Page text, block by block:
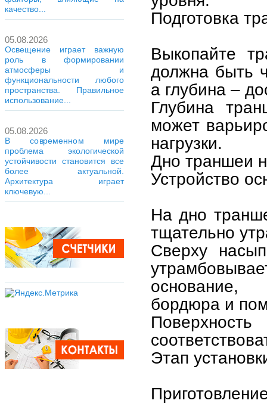
качество...
05.08.2026
Освещение играет важную
роль в формировании
атмосферы и
функциональности любого
пространства. Правильное
использование...
05.08.2026
В современном мире
проблема экологической
устойчивости становится все
более актуальной.
Архитектура играет
ключевую...
Подготовка
Выкопайте
должна быть
а глубина –
Глубина
может
нагрузки.
Дно траншеи
Устройство
На дно
тщательно
Сверху
основание,
бордюра и
Этап